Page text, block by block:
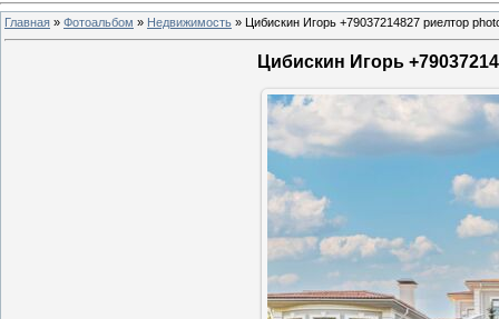
Главная » Фотоальбом » Недвижимость » Цибискин Игорь +79037214827 риелтор
Цибискин Игорь